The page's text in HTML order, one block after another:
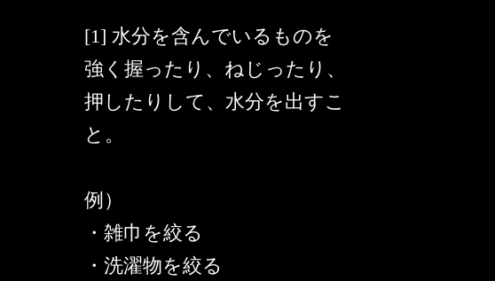
[1] 水分を含んでいるものを
強く握ったり、ねじったり、
押したりして、水分を出すこ
と。
例）
・雑巾を絞る
・洗濯物を絞る